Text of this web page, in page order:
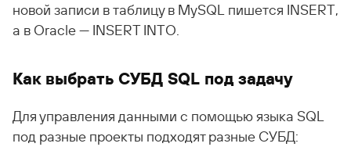
новой записи в таблицу в MySQL пишется INSERT,
а в Oracle — INSERT INTO.
Как выбрать СУБД SQL под задачу
Для управления данными с помощью языка SQL
под разные проекты подходят разные СУБД: